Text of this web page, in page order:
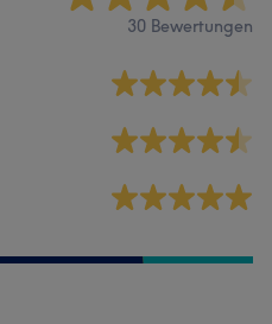
30 Bewertungen